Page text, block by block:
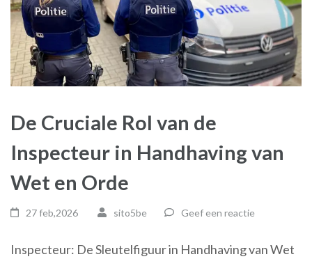
De Cruciale Rol van de
Inspecteur in Handhaving van
Wet en Orde
27 feb,2026 sito5be Geef een reactie
Inspecteur: De Sleutelfiguur in Handhaving van Wet